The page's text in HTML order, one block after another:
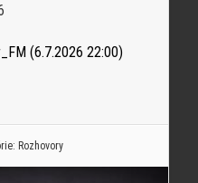
(6.7.2026 22:00)
Rozhovory